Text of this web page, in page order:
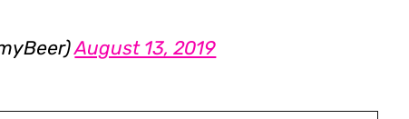
August 13, 2019